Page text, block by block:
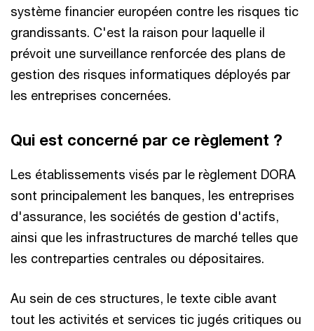
système financier européen contre les risques tic
grandissants. C'est la raison pour laquelle il
prévoit une surveillance renforcée des plans de
gestion des risques informatiques déployés par
les entreprises concernées.
Qui est concerné par ce règlement ?
Les établissements visés par le règlement DORA
sont principalement les banques, les entreprises
d'assurance, les sociétés de gestion d'actifs,
ainsi que les infrastructures de marché telles que
les contreparties centrales ou dépositaires.
Au sein de ces structures, le texte cible avant
tout les activités et services tic jugés critiques ou